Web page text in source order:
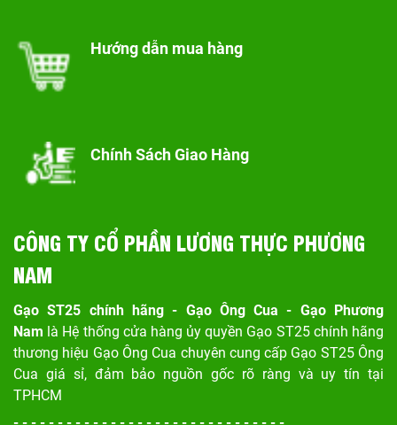
Hướng dẫn mua hàng
Chính Sách Giao Hàng
CÔNG TY CỔ PHẦN LƯƠNG THỰC PHƯƠNG
NAM
Gạo ST25 chính hãng - Gạo Ông Cua - Gạo Phương
Nam là Hệ thống cửa hàng ủy quyền Gạo ST25 chính hãng
thương hiệu Gạo Ông Cua chuyên cung cấp Gạo ST25 Ông
Cua giá sỉ, đảm bảo nguồn gốc rõ ràng và uy tín tại
TPHCM